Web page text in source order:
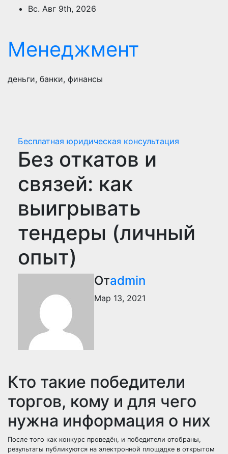
ПерейтиВс. Авг 9th, 2026
Менеджмент
деньги, банки, финансы
Бесплатная юридическая консультация
Без откатов и
связей: как
выигрывать
тендеры (личный
опыт)
Отadmin
Мар 13, 2021
Кто такие победители
торгов, кому и для чего
нужна информация о них
После того как конкурс проведён, и победители отобраны,
результаты публикуются на электронной площадке в открытом